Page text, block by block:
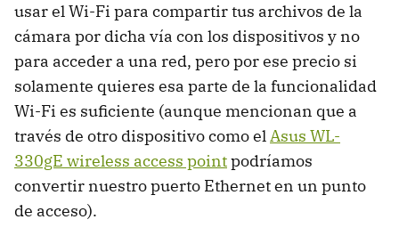
usar el Wi-Fi para compartir tus archivos de la
cámara por dicha vía con los dispositivos y no
para acceder a una red, pero por ese precio si
solamente quieres esa parte de la funcionalidad
Wi-Fi es suficiente (aunque mencionan que a
través de otro dispositivo como elAsus WL-
330gE wireless access pointpodríamos
convertir nuestro puerto Ethernet en un punto
de acceso).